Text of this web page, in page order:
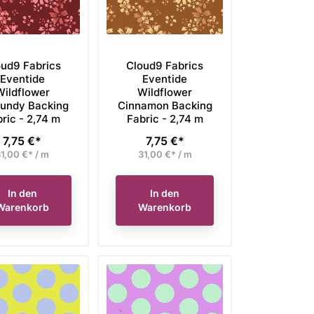
Bellflower
Preis 57,60 €,
nurPreis
43,20 €*
Stoffpaket Martha
Verkaufspreis
Unser bisheriger Preis 48,40 €,
jetzt nurPreis
41,14 €*
Fabrics
Eventide
Backing
- 2,74 m
Preis
7,75 €*
€* / m
In den
Cloud9 Fabrics
Eventide
Wildflower
Cinnamon Backing
Fabric - 2,74 m
Preis
7,75 €*
31,00 €* / m
In den
Warenkorb